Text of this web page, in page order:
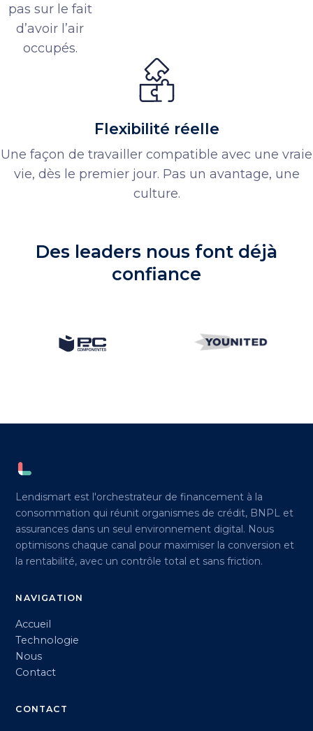
pas sur le fait
d’avoir l’air
occupés.
Flexibilité réelle
Une façon de travailler compatible avec une vraie
vie, dès le premier jour. Pas un avantage, une
culture.
Des leaders nous font déjà
confiance
Lendismart est l'orchestrateur de financement à la
consommation qui réunit organismes de crédit, BNPL et
assurances dans un seul environnement digital. Nous
optimisons chaque canal pour maximiser la conversion et
la rentabilité, avec un contrôle total et sans friction.
NAVIGATION
Accueil
Technologie
Nous
Contact
CONTACT